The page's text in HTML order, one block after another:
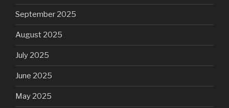
September 2025
August 2025
July 2025
June 2025
May 2025